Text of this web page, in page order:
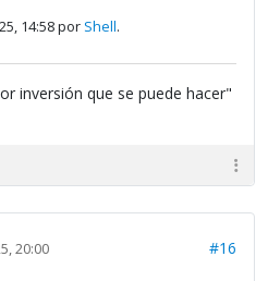
14:58 por Shell.
inversión que se puede hacer"
20:00 #16